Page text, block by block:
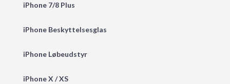
iPhone 7/8 Plus
iPhone Beskyttelsesglas
iPhone Løbeudstyr
iPhone X / XS